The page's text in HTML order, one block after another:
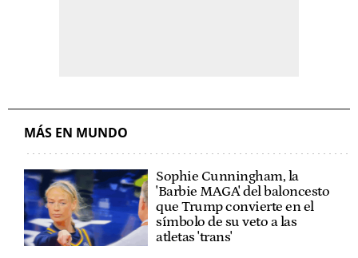
MÁS EN MUNDO
Sophie Cunningham, la
'Barbie MAGA' del baloncesto
que Trump convierte en el
símbolo de su veto a las
atletas 'trans'